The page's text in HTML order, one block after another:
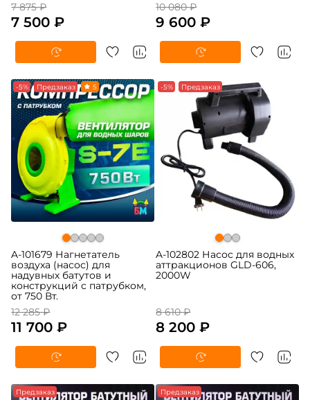
7 875 ₽
7 500 ₽
10 080 ₽
9 600 ₽
-5% Предзаказ 5
A-101679 Нагнетатель
воздуха (насос) для
надувных батутов и
конструкций с патрубком,
от 750 Вт.
12 285 ₽
11 700 ₽
-5% Предзаказ
A-102802 Насос для водных
аттракционов GLD-606,
2000W
8 610 ₽
8 200 ₽
Предзаказ Предзаказ